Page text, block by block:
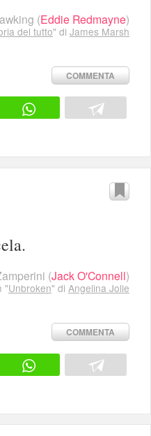
(Eddie Redmayne)
del tutto" di James Marsh
COMMENTA
(Jack O'Connell)
"Unbroken" di Angelina Jolie
COMMENTA